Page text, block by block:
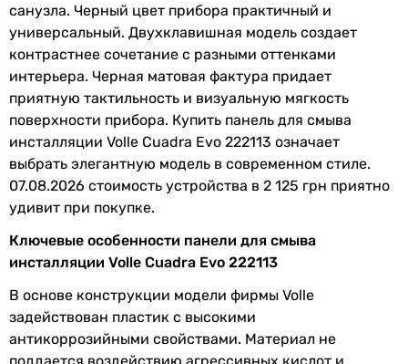
Физические характеристики
Цвет панели
смыва
черный
Цвет кнопки
смыва
черный
Ширина 250 мм
Высота
Глубина 15 мм
Гарантия
Гарантия 24 мес.
санузла. Черный цвет прибора практичный и
универсальный. Двухклавишная модель создает
контрастнее сочетание с разными оттенками
интерьера. Черная матовая фактура придает
приятную тактильность и визуальную мягкость
поверхности прибора. Купить панель для смыва
инсталляции Volle Cuadra Evo 222113 означает
выбрать элегантную модель в современном стиле.
07.08.2026 стоимость устройства в 2 125 грн приятно
удивит при покупке.
Ключевые особенности панели для смыва
инсталляции Volle Cuadra Evo 222113
В основе конструкции модели фирмы Volle
задействован пластик с высокими
антикоррозийными свойствами. Материал не